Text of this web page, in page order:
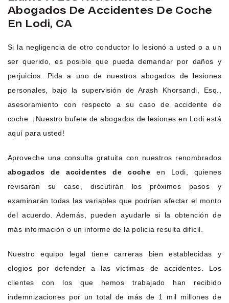
Abogados De Accidentes De Coche
En Lodi, CA
Si la negligencia de otro conductor lo lesionó a usted o a un
ser querido, es posible que pueda demandar por daños y
perjuicios. Pida a uno de nuestros abogados de lesiones
personales, bajo la supervisión de Arash Khorsandi, Esq.,
asesoramiento con respecto a su caso de accidente de
coche. ¡Nuestro bufete de abogados de lesiones en Lodi está
aquí para usted!
Aproveche una consulta gratuita con nuestros renombrados
abogados de accidentes de coche en Lodi, quienes
revisarán su caso, discutirán los próximos pasos y
examinarán todas las variables que podrían afectar el monto
del acuerdo. Además, pueden ayudarle si la obtención de
más información o un informe de la policía resulta difícil.
Nuestro equipo legal tiene carreras bien establecidas y
elogios por defender a las víctimas de accidentes. Los
clientes con los que hemos trabajado han recibido
indemnizaciones por un total de más de 1 mil millones de